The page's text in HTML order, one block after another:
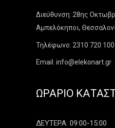
Διεύθυνση: 28ης
Αμπελόκηποι,
Τηλέφωνο: 2310 720
Email: info@elekonart.gr
ΩΡΆΡΙΟ
ΔΕΥΤΕΡΑ: 09:00-15:00